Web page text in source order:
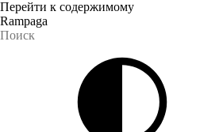
Перейти к содержимому
Rampaga